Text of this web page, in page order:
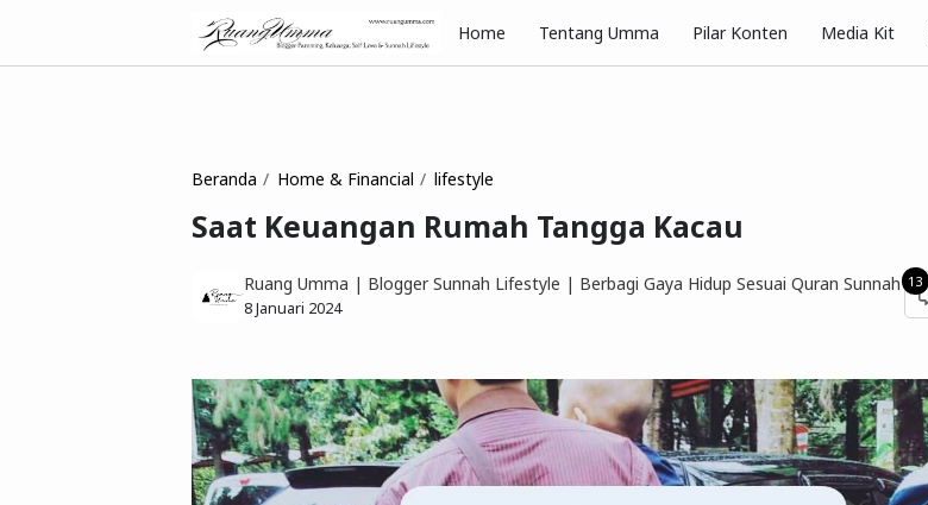
Home Tentang Umma Pilar Konten Media Kit
Beranda Home & Financial lifestyle
Saat Keuangan Rumah Tangga Kacau
Ruang Umma | Blogger Sunnah Lifestyle | Berbagi Gaya Hidup Sesuai Quran Sunnah
8 Januari 2024
13